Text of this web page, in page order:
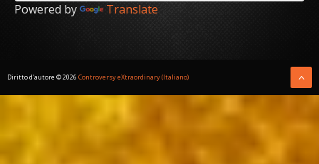
Powered by Translate
Diritto d'autore ©2026 Controversy eXtraordinary (Italiano)